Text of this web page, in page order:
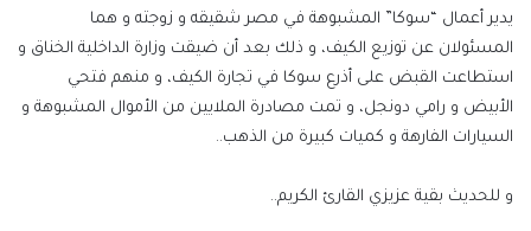
يدير أعمال “سوكا” المشبوهة في مصر شقيقه و زوجته و هما
المسئولان عن توزيع الكيف، و ذلك بعد أن ضيقت وزارة الداخلية الخناق و
استطاعت القبض على أذرع سوكا في تجارة الكيف، و منهم فتحي
الأبيض و رامي دونجل، و تمت مصادرة الملايين من الأموال المشبوهة و
السيارات الفارهة و كميات كبيرة من الذهب..
و للحديث بقية عزيزي القارئ الكريم..